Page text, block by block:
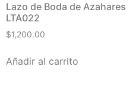
Lazo de Boda de Azahares
LTA022
$1,200.00
Añadir al carrito